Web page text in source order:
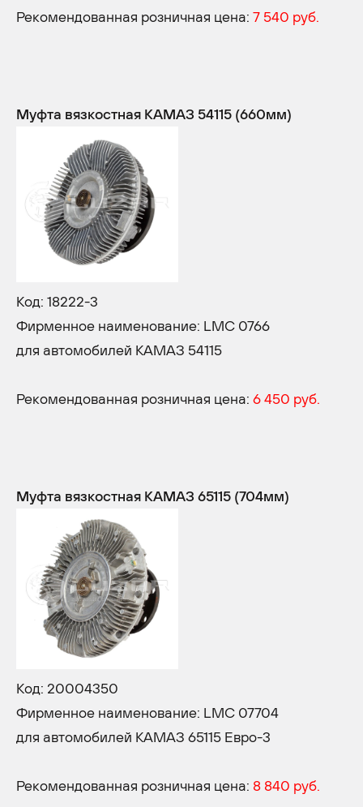
Рекомендованная розничная цена: 7 540 руб.
Муфта вязкостная КАМАЗ 54115 (660мм)
Код: 18222-3
Фирменное наименование: LMC 0766
для автомобилей КАМАЗ 54115
Рекомендованная розничная цена: 6 450 руб.
Муфта вязкостная КАМАЗ 65115 (704мм)
Код: 20004350
Фирменное наименование: LMC 07704
для автомобилей КАМАЗ 65115 Евро-3
Рекомендованная розничная цена: 8 840 руб.